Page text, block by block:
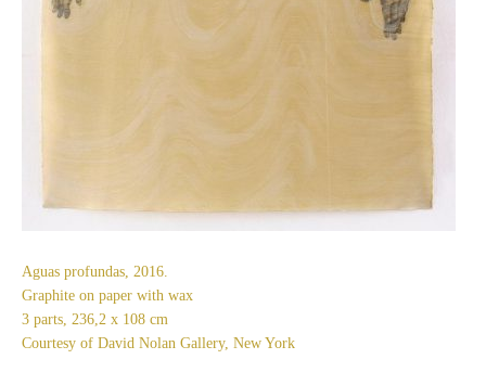
Aguas profundas, 2016.
Graphite on paper with wax
3 parts, 236,2 x 108 cm
Courtesy of David Nolan Gallery, New York